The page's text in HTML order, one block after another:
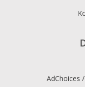
AdChoices